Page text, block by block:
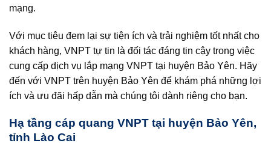
mạng.
Với mục tiêu đem lại sự tiện ích và trải nghiệm tốt nhất cho
khách hàng, VNPT tự tin là đối tác đáng tin cậy trong việc
cung cấp dịch vụ lắp mạng VNPT tại huyện Bảo Yên. Hãy
đến với VNPT trên huyện Bảo Yên để khám phá những lợi
ích và ưu đãi hấp dẫn mà chúng tôi dành riêng cho bạn.
Hạ tầng cáp quang VNPT tại huyện Bảo Yên,
tỉnh Lào Cai